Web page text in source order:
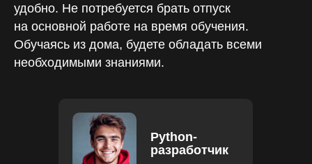
удобно. Не потребуется брать отпуск
на основной работе на время обучения.
Обучаясь из дома, будете обладать всеми
необходимыми знаниями.
Python-
разработчик